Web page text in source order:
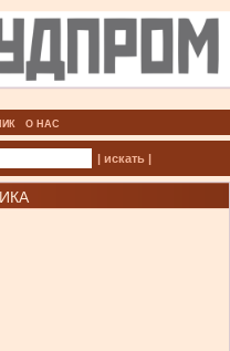
О НАС
| искать |